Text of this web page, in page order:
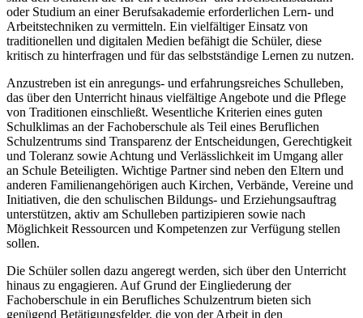
oder Studium an einer Berufsakademie erforderlichen Lern- und
Arbeitstechniken zu vermitteln. Ein vielfältiger Einsatz von
traditionellen und digitalen Medien befähigt die Schüler, diese
kritisch zu hinterfragen und für das selbstständige Lernen zu nutzen.
Anzustreben ist ein anregungs- und erfahrungsreiches Schulleben,
das über den Unterricht hinaus vielfältige Angebote und die Pflege
von Traditionen einschließt. Wesentliche Kriterien eines guten
Schulklimas an der Fachoberschule als Teil eines Beruflichen
Schulzentrums sind Transparenz der Entscheidungen, Gerechtigkeit
und Toleranz sowie Achtung und Verlässlichkeit im Umgang aller
an Schule Beteiligten. Wichtige Partner sind neben den Eltern und
anderen Familienangehörigen auch Kirchen, Verbände, Vereine und
Initiativen, die den schulischen Bildungs- und Erziehungsauftrag
unterstützen, aktiv am Schulleben partizipieren sowie nach
Möglichkeit Ressourcen und Kompetenzen zur Verfügung stellen
sollen.
Die Schüler sollen dazu angeregt werden, sich über den Unterricht
hinaus zu engagieren. Auf Grund der Eingliederung der
Fachoberschule in ein Berufliches Schulzentrum bieten sich
genügend Betätigungsfelder, die von der Arbeit in den